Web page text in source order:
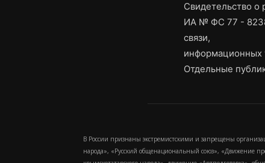
Свидетельство
ИА № ФС 77 -
связи,
информационных
Отдельные
В России признаны экстремистскими и запрещены
народа», «Русский общенациональный союз», «Движение